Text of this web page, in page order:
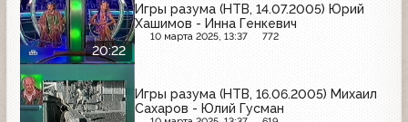
20:22
Игры разума (НТВ, 14.07.2005) Юрий
Хашимов - Инна Генкевич
10 марта 2025, 13:37 772
Игры разума (НТВ, 16.06.2005) Михаил
Сахаров - Юлий Гусман